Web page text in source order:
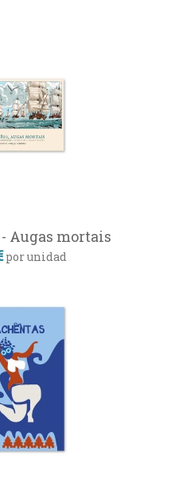
Augas mortais
por unidad